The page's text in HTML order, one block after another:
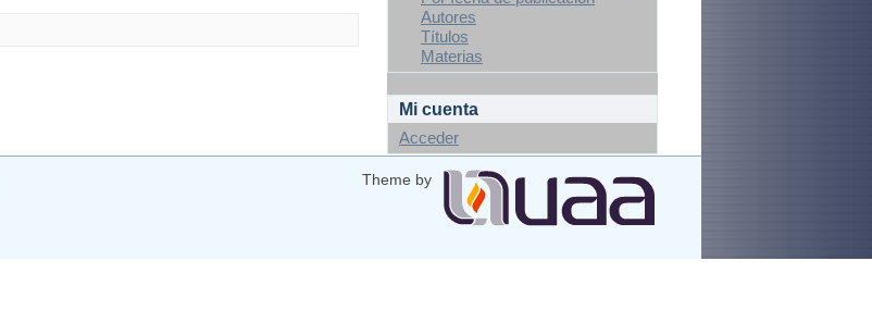
Autores
Títulos
Materias
Mi cuenta
Acceder
Theme by